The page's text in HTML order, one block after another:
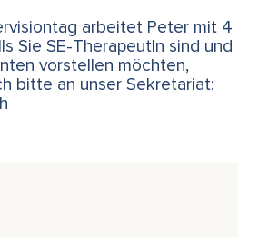
arbeitet Peter mit 4
Sie SE-TherapeutIn sind und
vorstellen möchten,
bitte an unser Sekretariat: